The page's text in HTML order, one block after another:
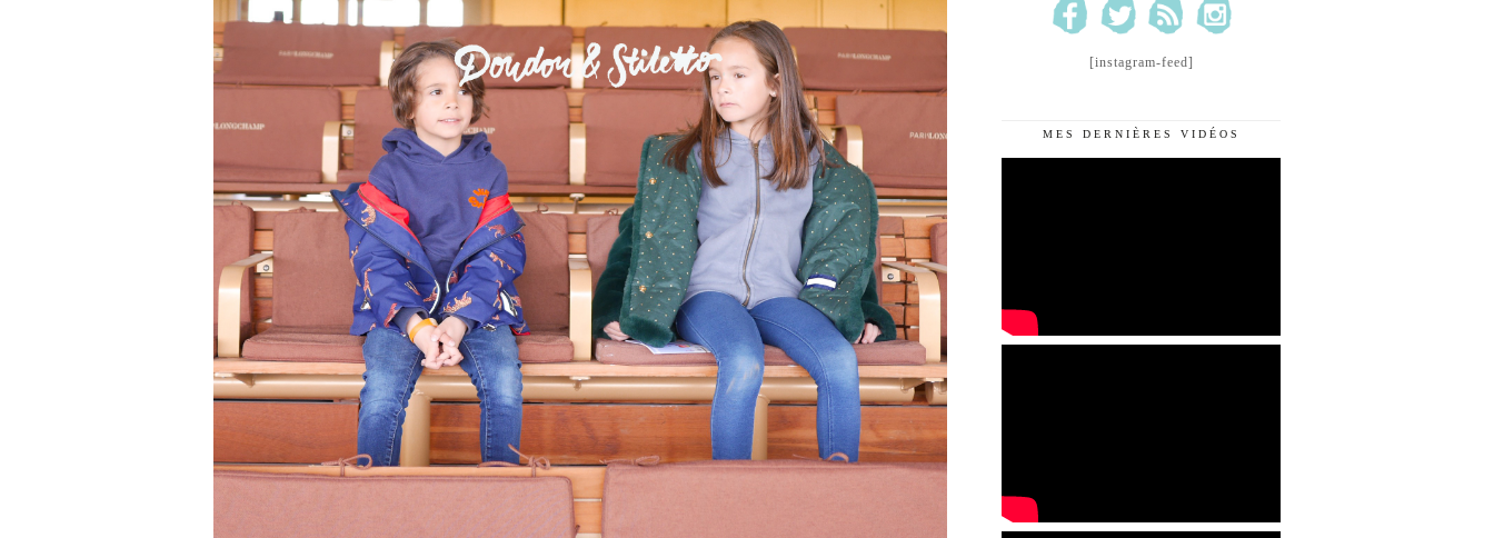
[instagram-feed]
MES DERNIÈRES VIDÉOS